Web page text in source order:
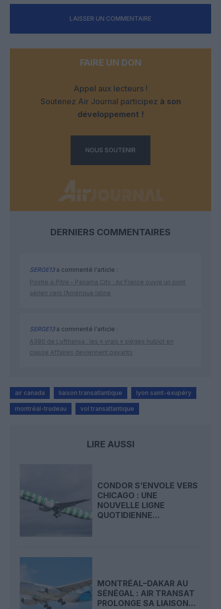
LAISSER UN COMMENTAIRE
FAIRE UN DON
Appel aux lecteurs !
Soutenez Air Journal participez à son
développement !
NOUS SOUTENIR
DERNIERS COMMENTAIRES
SERGE13a commenté l'article :
Pointe‑à‑Pitre – Panama City : Air France ouvre un pont
aérien vers l’Amérique latine
SERGE13a commenté l'article :
A380 de Lufthansa : les « vrais » sièges hublot en
classe Affaires deviennent payants
air canada liaison transatlantique lyon saint-exupéry
montréal-trudeau vol transatlantique
LIRE AUSSI
CONDOR S’ENVOLE VERS
CHICAGO : UNE
NOUVELLE LIGNE
QUOTIDIENNE...
MONTRÉAL–DAKAR AU
SÉNÉGAL : AIR TRANSAT
PROLONGE SA LIAISON...